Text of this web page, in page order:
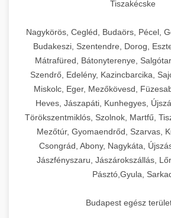
Tiszakécske
Nagykörös, Cegléd, Budaörs, Pécel,
Budakeszi, Szentendre, Dorog,
Mátrafüred, Bátonyterenye,
Szendrő, Edelény, Kazincbarcika,
Miskolc, Eger, Mezőkövesd,
Heves, Jászapáti, Kunhegyes,
Törökszentmiklós, Szolnok, Martfű,
Mezőtúr, Gyomaendrőd, Szarvas,
Csongrád, Abony, Nagykáta,
Jászfényszaru, Jászárokszállás,
Pásztó,Gyula,
Budapest egész